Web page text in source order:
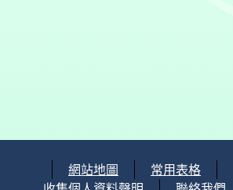
網站地圖 常用表格